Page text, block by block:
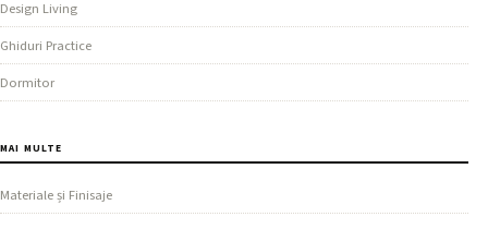
Design Living
Ghiduri Practice
Dormitor
MAI MULTE
Materiale și Finisaje